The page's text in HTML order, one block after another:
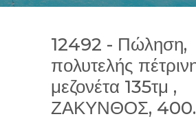
12492 - Πώληση,
πολυτελής
μεζονέτα 135τμ ,
ΖΑΚΥΝΘΟΣ,